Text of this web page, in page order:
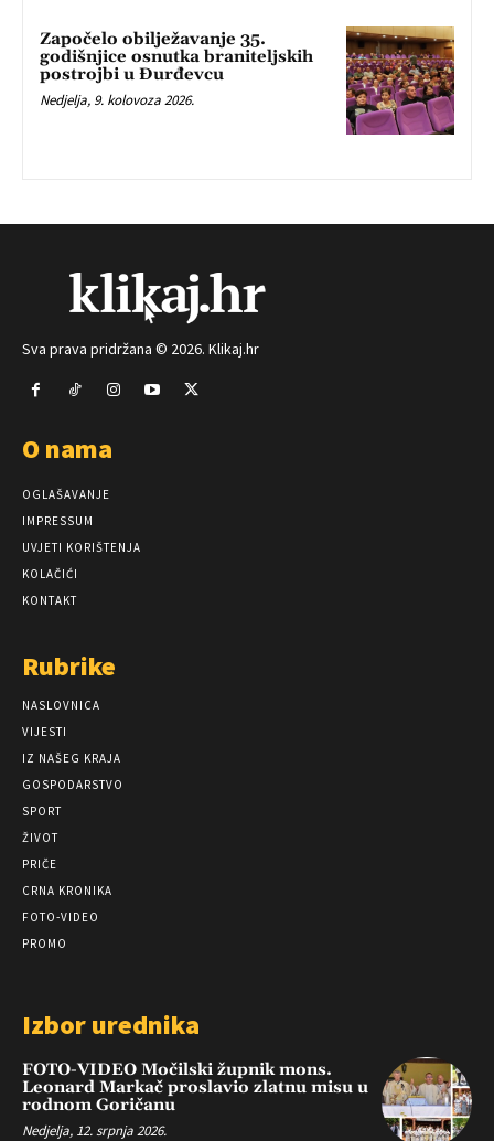
Započelo obilježavanje 35.
godišnjice osnutka braniteljskih
postrojbi u Đurđevcu
Nedjelja, 9. kolovoza 2026.
Sva prava pridržana © 2026. Klikaj.hr
O nama
OGLAŠAVANJE
IMPRESSUM
UVJETI KORIŠTENJA
KOLAČIĆI
KONTAKT
Rubrike
NASLOVNICA
VIJESTI
IZ NAŠEG KRAJA
GOSPODARSTVO
SPORT
ŽIVOT
PRIČE
CRNA KRONIKA
FOTO-VIDEO
PROMO
Izbor urednika
FOTO-VIDEO Močilski župnik mons.
Leonard Markač proslavio zlatnu misu u
rodnom Goričanu
Nedjelja, 12. srpnja 2026.